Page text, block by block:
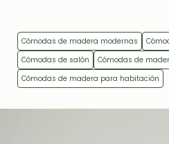
Cómodas de madera modernas
Cómodas de salón
Cómodas de
Cómodas de madera para habitación